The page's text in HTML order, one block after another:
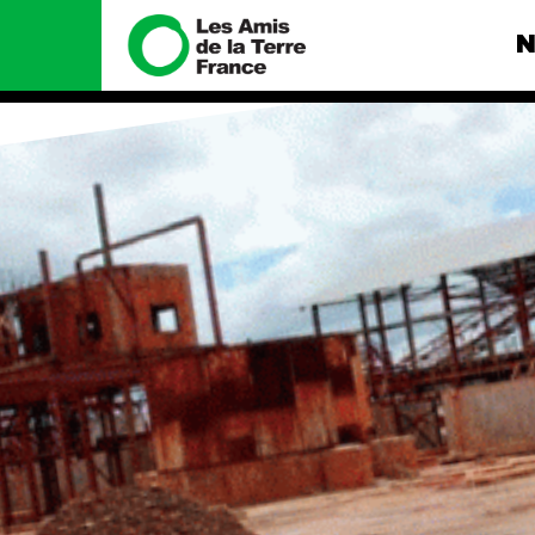
Nous connaître
Histoire
Manifeste
Missions et méthodes
Valeurs
Équipes et
fonctionnement
Le réseau dans le monde
Nos alliés
Je soutiens les Amis de la
Terre
Nos
Total, rendez-
tribunal
Gaz « naturel
enfumage
Mode : une
destructrice
Gaz au
violence
Nos autres